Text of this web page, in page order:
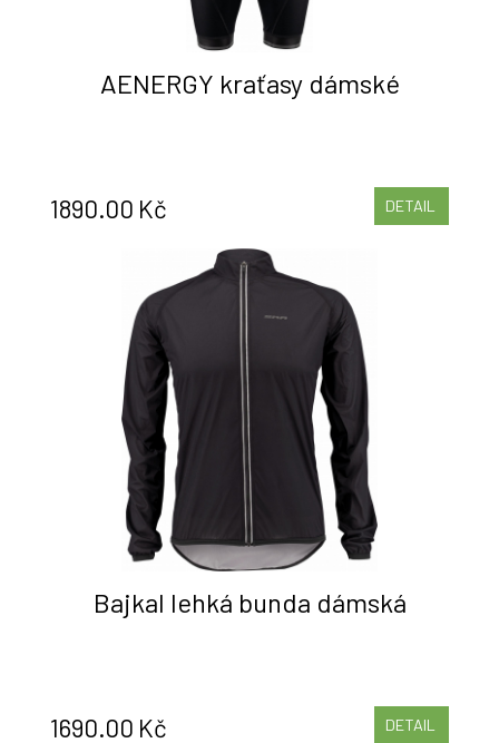
AENERGY kraťasy dámské
1890.00 Kč DETAIL
Bajkal lehká bunda dámská
1690.00 Kč DETAIL